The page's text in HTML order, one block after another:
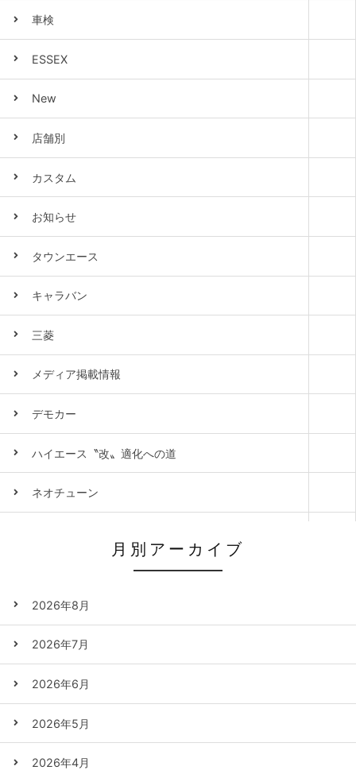
車検
ESSEX
New
店舗別
カスタム
お知らせ
タウンエース
キャラバン
三菱
メディア掲載情報
デモカー
ハイエース〝改〟適化への道
ネオチューン
月別アーカイブ
2026年8月
2026年7月
2026年6月
2026年5月
2026年4月